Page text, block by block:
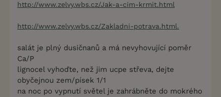
http://www.zelvy.wbs.cz/Jak-a-cim-krmit.html
http://www.zelvy.wbs.cz/Zakladni-potrava.html.
salát je plný dusičnanů a má nevyhovující poměr
Ca/P
lignocel vyhoďte, než jim ucpe střeva, dejte
obyčejnou zem/písek 1/1
na noc po vypnutí světel je zahrábněte do mokrého